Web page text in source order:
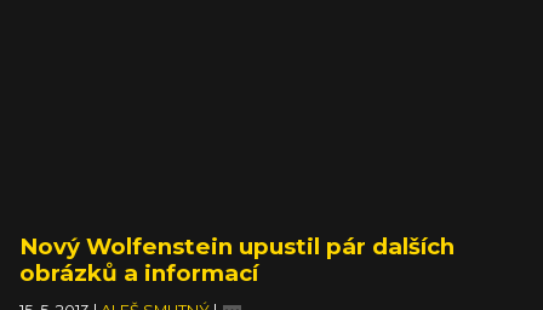
Nový Wolfenstein upustil pár dalších
obrázků a informací